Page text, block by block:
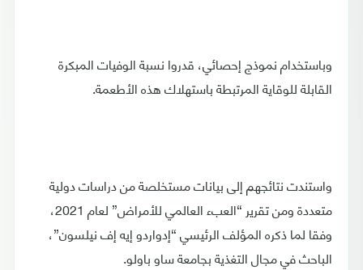
وباستخدام نموذج إحصائي، قدروا نسبة الوفيات المبكرة
القابلة للوقاية المرتبطة باستهلاك هذه الأطعمة.
واستندت نتائجهم إلى بيانات مستخلصة من دراسات دولية
متعددة ومن تقرير “العبء العالمي للأمراض” لعام 2021،
وفقا لما ذكره المؤلف الرئيسي “إدواردو إيه إف نيلسون”،
الباحث في مجال التغذية بجامعة ساو باولو.